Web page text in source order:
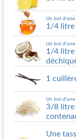
Un bol d'une
1/4 litre
Un bol d'une
1/4 litre
1
Un bol d'une
3/8 litre
Une